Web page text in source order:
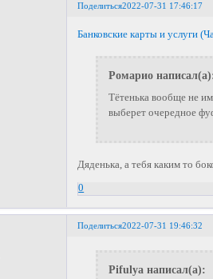
Поделиться2022-07-31 17:46:17
Банковские карты и услуги
Ромарио
Тётенька вообще не
выберет очередное
Дяденька, а тебя каким то
0
Поделиться2022-07-31 19:46:32
Pifulya написал(а):